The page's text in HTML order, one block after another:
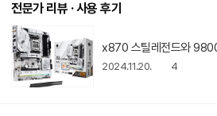
전문가 리뷰 · 사용 후기
x870 스틸레전드와
2024.11.20. 4